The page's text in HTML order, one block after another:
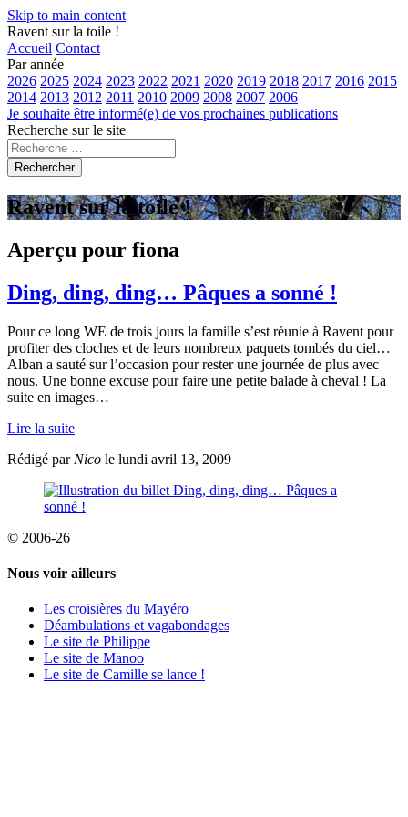
Skip to main content
Ravent sur la toile !
Accueil Contact
Par année
2026 2025 2024 2023 2022 2021 2020 2019 2018 2017 2016 2015
2014 2013 2012 2011 2010 2009 2008 2007 2006
Je souhaite être informé(e) de vos prochaines publications
Recherche sur le site
Rechercher
Ravent sur la toile !
Aperçu pour fiona
Ding, ding, ding… Pâques a sonné !
Pour ce long WE de trois jours la famille s’est réunie à Ravent pour
profiter des cloches et de leurs nombreux paquets tombés du ciel…
Alban a sauté sur l’occasion pour rester une journée de plus avec
nous. Une bonne excuse pour faire une petite balade à cheval ! La
suite en images…
Lire la suite
Rédigé par Nico le lundi avril 13, 2009
© 2006-26
Nous voir ailleurs
Les croisières du Mayéro
Déambulations et vagabondages
Le site de Philippe
Le site de Manoo
Le site de Camille se lance !